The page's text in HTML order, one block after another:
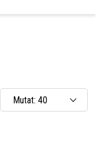
Mutat: 40